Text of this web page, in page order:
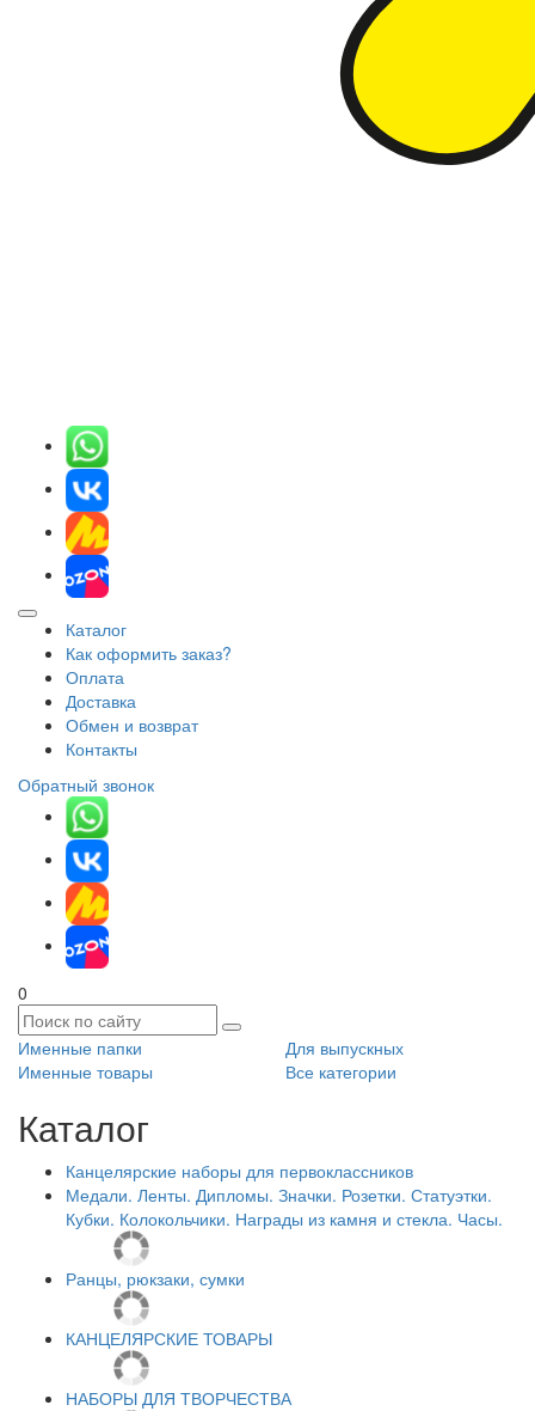
Каталог
Как оформить заказ?
Оплата
Доставка
Обмен и возврат
Контакты
Обратный звонок
0
Именные папки
Для выпускных
Именные товары
Все категории
Каталог
Канцелярские наборы для первоклассников
Медали. Ленты. Дипломы. Значки. Розетки. Статуэтки.
Кубки. Колокольчики. Награды из камня и стекла. Часы.
Ранцы, рюкзаки, сумки
КАНЦЕЛЯРСКИЕ ТОВАРЫ
НАБОРЫ ДЛЯ ТВОРЧЕСТВА